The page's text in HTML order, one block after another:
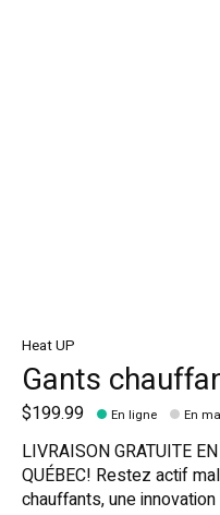
Heat UP
Gants
$199.99 En ligne En
LIVRAISON GRATUITE
QUÉBEC! Restez actif
chauffants, une